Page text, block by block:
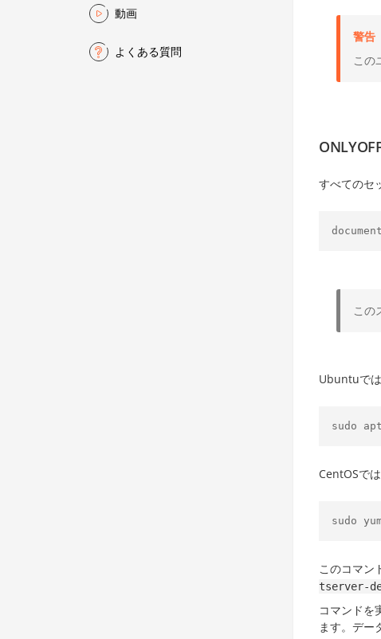
動画
よくある質問
警告
この
すべてのセ
この
Ubuntuで
sudo
CentOSで
sudo
このコマン
tserver-
コマンドを
ます。デー